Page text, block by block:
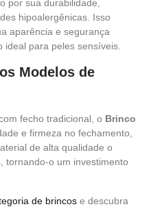
por sua durabilidade,
hipoalergênicas. Isso
aparência e segurança
para peles sensíveis.
Modelos de
fecho tradicional, o Brinco
e firmeza no fechamento,
de alta qualidade o
tornando-o um investimento
de brincos e descubra